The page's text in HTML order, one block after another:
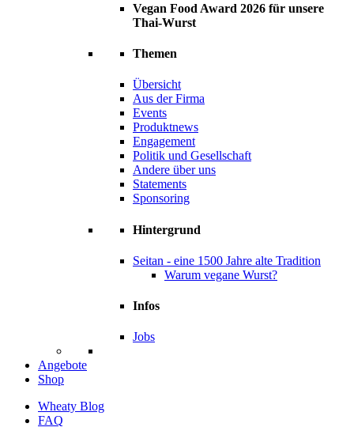
Vegan Food Award 2026 für unsere
Thai-Wurst
Themen
Übersicht
Aus der Firma
Events
Produktnews
Engagement
Politik und Gesellschaft
Andere über uns
Statements
Sponsoring
Hintergrund
Seitan - eine 1500 Jahre alte Tradition
Warum vegane Wurst?
Infos
Jobs
Angebote
Shop
Wheaty Blog
FAQ